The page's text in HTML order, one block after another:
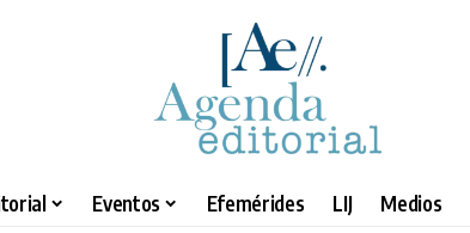
Eventos Efemérides LIJ Medios